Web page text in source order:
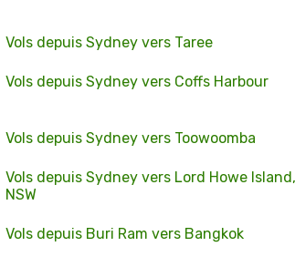
Vols depuis Sydney vers Taree
Vols depuis Sydney vers Coffs Harbour
Vols depuis Sydney vers Toowoomba
Vols depuis Sydney vers Lord Howe Island,
NSW
Vols depuis Buri Ram vers Bangkok